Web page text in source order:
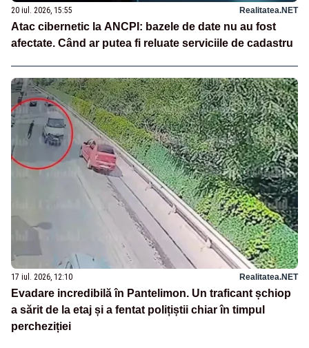
20 iul. 2026, 15:55 Realitatea.NET
Atac cibernetic la ANCPI: bazele de date nu au fost
afectate. Când ar putea fi reluate serviciile de cadastru
17 iul. 2026, 12:10 Realitatea.NET
Evadare incredibilă în Pantelimon. Un traficant șchiop
a sărit de la etaj și a fentat polițiștii chiar în timpul
percheziției